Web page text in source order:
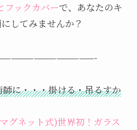
ックカバーで、あなたのキ
してみませんか？
に・・・掛ける・吊るすか
グネット式)世界初！ガラス